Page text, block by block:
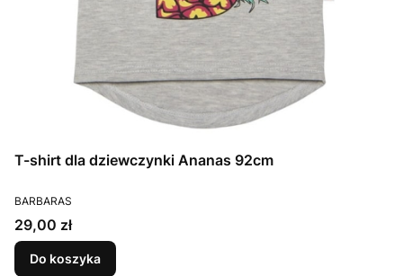
T-shirt dla dziewczynki Ananas 92cm
PRODUCENT
BARBARAS
Cena
29,00 zł
Do koszyka